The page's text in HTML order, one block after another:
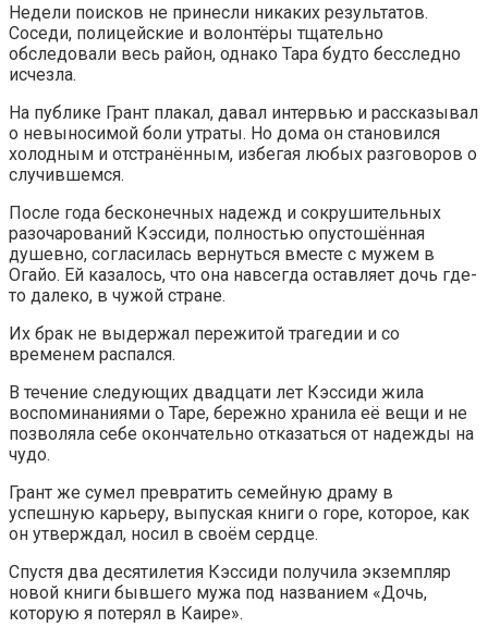
Недели поисков не принесли никаких результатов.
Соседи, полицейские и волонтёры тщательно
обследовали весь район, однако Тара будто бесследно
исчезла.
На публике Грант плакал, давал интервью и рассказывал
о невыносимой боли утраты. Но дома он становился
холодным и отстранённым, избегая любых разговоров о
случившемся.
После года бесконечных надежд и сокрушительных
разочарований Кэссиди, полностью опустошённая
душевно, согласилась вернуться вместе с мужем в
Огайо. Ей казалось, что она навсегда оставляет дочь где-
то далеко, в чужой стране.
Их брак не выдержал пережитой трагедии и со
временем распался.
В течение следующих двадцати лет Кэссиди жила
воспоминаниями о Таре, бережно хранила её вещи и не
позволяла себе окончательно отказаться от надежды на
чудо.
Грант же сумел превратить семейную драму в
успешную карьеру, выпуская книги о горе, которое, как
он утверждал, носил в своём сердце.
Спустя два десятилетия Кэссиди получила экземпляр
новой книги бывшего мужа под названием «Дочь,
которую я потерял в Каире».